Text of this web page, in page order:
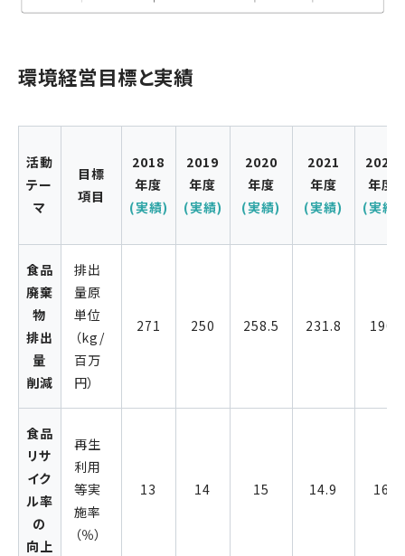
環境経営目標と実績
活動
テー
マ
目標
項目
2018
年度
(実績)
2019
年度
(実績)
2020
年度
(実績)
2021
年度
(実績)
2022
年度
(実績)
食品
廃棄
物
排出
量
削減
排出
量原
単位
（kg/
百万
円）
271 250 258.5 231.8 190
食品
リサ
イク
ル率
の
向上
再生
利用
等実
施率
（％）
13 14 15 14.9 16